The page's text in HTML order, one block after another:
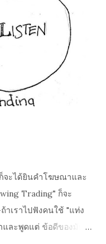
จะได้ยินคำโฆษณาและ
Trading" ก็จะ
เราไปฟังคนใช้ "แท่ง
และพูดแต่ ข้อดีของมัน -